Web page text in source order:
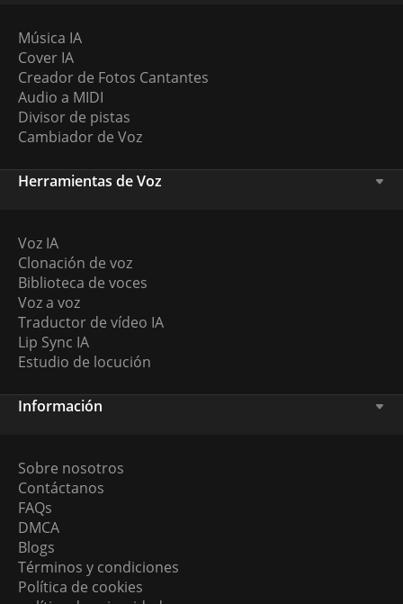
Música IA
Cover IA
Creador de Fotos Cantantes
Audio a MIDI
Divisor de pistas
Cambiador de Voz
Herramientas de Voz
Voz IA
Clonación de voz
Biblioteca de voces
Voz a voz
Traductor de vídeo IA
Lip Sync IA
Estudio de locución
Información
Sobre nosotros
Contáctanos
FAQs
DMCA
Blogs
Términos y condiciones
Política de cookies